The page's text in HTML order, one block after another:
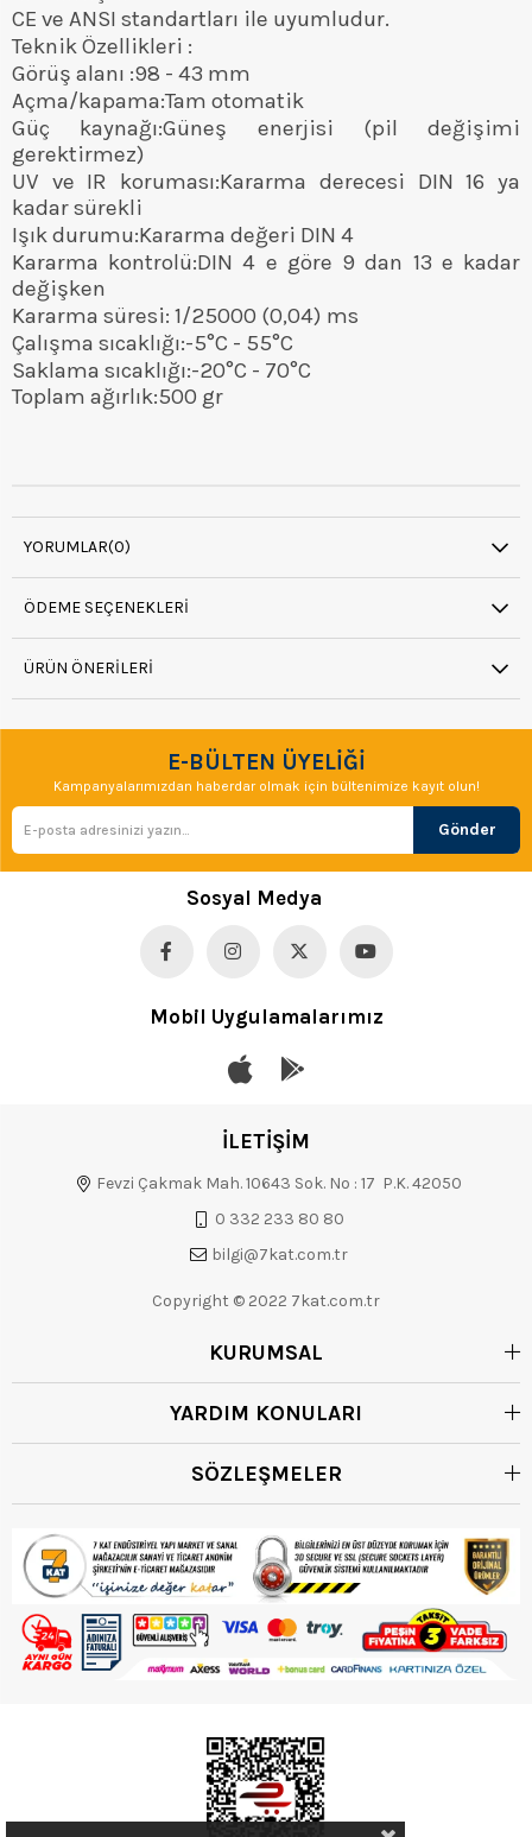
CE ve ANSI standartları ile uyumludur.
Teknik Özellikleri :
Görüş alanı :98 - 43 mm
Açma/kapama:Tam otomatik
Güç kaynağı:Güneş enerjisi (pil değişimi
gerektirmez)
UV ve IR koruması:Kararma derecesi DIN 16 ya
kadar sürekli
Işık durumu:Kararma değeri DIN 4
Kararma kontrolü:DIN 4 e göre 9 dan 13 e kadar
değişken
Kararma süresi: 1/25000 (0,04) ms
Çalışma sıcaklığı:-5°C - 55°C
Saklama sıcaklığı:-20°C - 70°C
Toplam ağırlık:500 gr
YORUMLAR(0)
ÖDEME SEÇENEKLERI
ÜRÜN ÖNERILERI
E-BÜLTEN ÜYELİĞİ
Kampanyalarımızdan haberdar olmak için bültenimize kayıt olun!
Gönder
Sosyal Medya
Mobil Uygulamalarımız
İLETİŞİM
Fevzi Çakmak Mah. 10643 Sok. No : 17 P.K. 42050
0 332 233 80 80
bilgi@7kat.com.tr
Copyright © 2022 7kat.com.tr
KURUMSAL
YARDIM KONULARI
SÖZLEŞMELER